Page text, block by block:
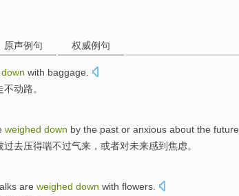
原声例句 权威例句
down with baggage.
不动路。
weighed down by the past or anxious about the future
过去压得喘不过气来， 或者对未来感到焦虑。
are weighed down with flowers